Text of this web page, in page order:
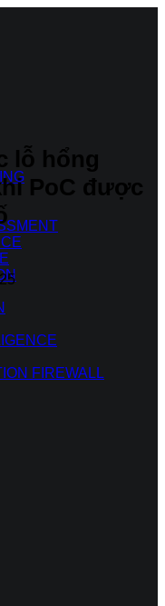
FIREWALL
lỗ hổng
PoC được